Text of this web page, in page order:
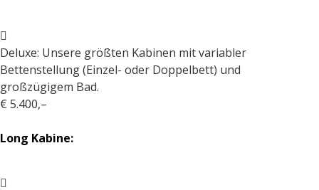
Deluxe: Unsere größten Kabinen mit variabler
Bettenstellung (Einzel- oder Doppelbett) und
großzügigem Bad.
€ 5.400,–
Long Kabine: